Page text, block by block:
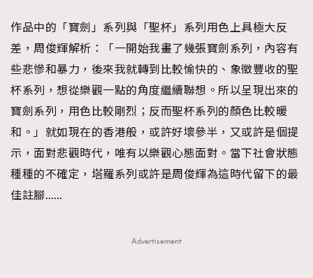
作品中的「寶劍」系列與「聖杯」系列用色上具極大反
差，周俊輝解析：「一開始我畫了幾張寶劍系列，內容有
些悲慘和暴力，後來我就轉到比較愉快的、象徵豐收的聖
杯系列，想從樂觀一點的角度繼續聯想。所以呈現出來的
寶劍系列，用色比較剛烈；反而聖杯系列的顏色比較暖
和。」就如現在的香港般，或許好壞參半，又或許是個提
示，面對悲觀時代，唯有以樂觀心態面對。當下社會狀態
種種的不確定，塔羅系列或許是周俊輝為這時代留下的最
佳註腳……
Advertisement